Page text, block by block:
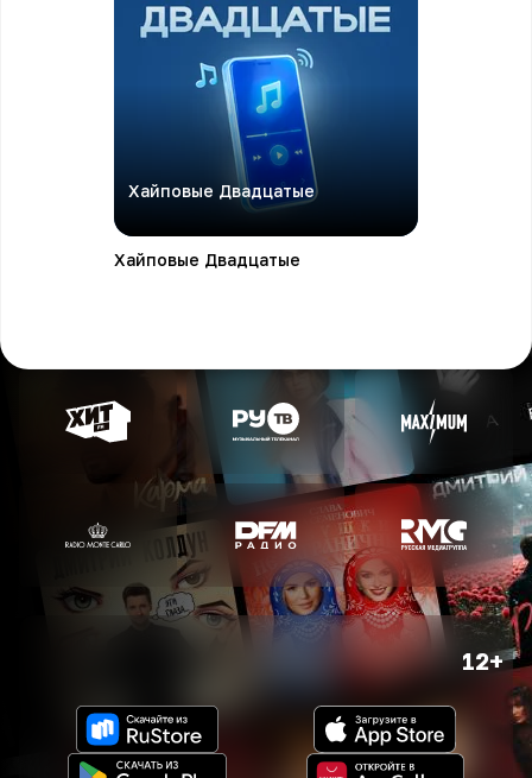
Хайповые Двадцатые
Хайповые Двадцатые
12+